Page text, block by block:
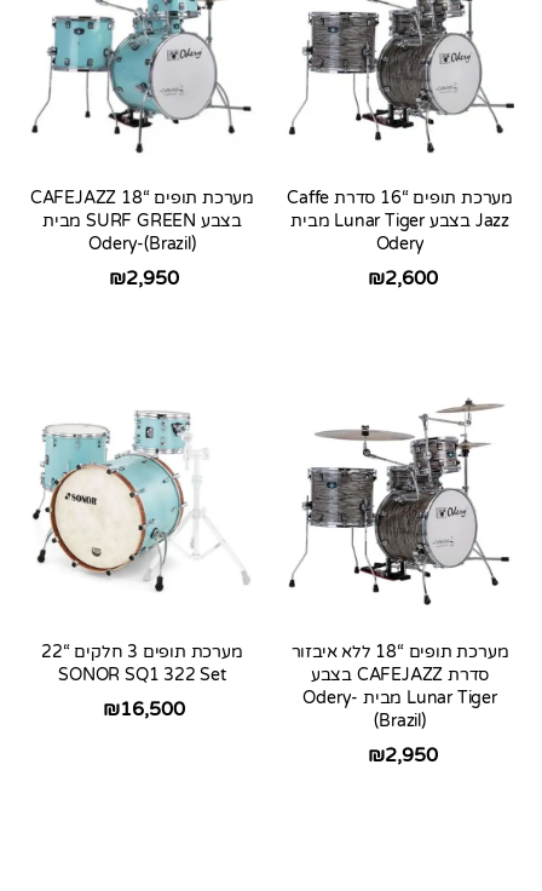
מערכת תופים “16 סדרת Caffe
Jazz בצבע Lunar Tiger מבית
Odery
₪2,600
מערכת תופים “18 CAFEJAZZ
בצבע SURF GREEN מבית
Odery-(Brazil)
₪2,950
מערכת תופים “18 ללא איבזור
סדרת CAFEJAZZ בצבע
Lunar Tiger מבית Odery-
(Brazil)
₪2,950
מערכת תופים 3 חלקים “22
SONOR SQ1 322 Set
₪16,500